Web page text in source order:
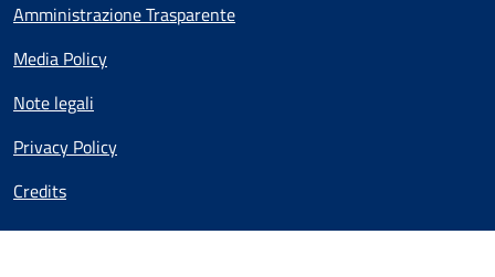
Amministrazione Trasparente
Media Policy
Note legali
Privacy Policy
Credits